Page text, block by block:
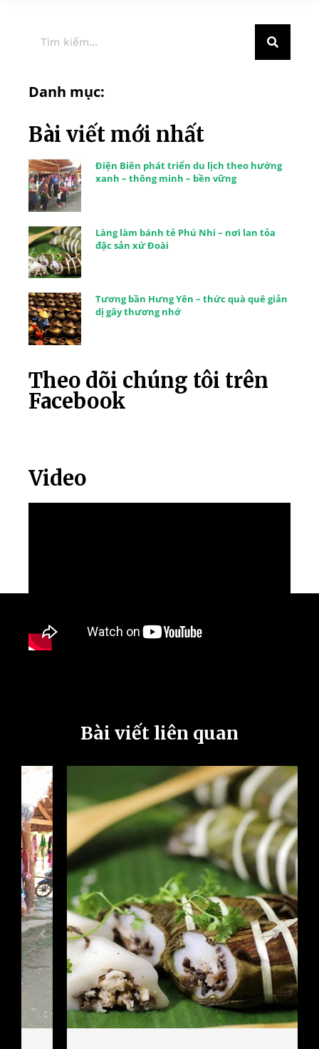
Danh mục:
Bài viết mới nhất
Điện Biên phát triển du lịch theo hướng
xanh – thông minh – bền vững
Làng làm bánh tẻ Phú Nhi – nơi lan tỏa
đặc sản xứ Đoài
Tương bần Hưng Yên – thức quà quê giản
dị gây thương nhớ
Theo dõi chúng tôi trên
Facebook
Video
Bài viết liên quan